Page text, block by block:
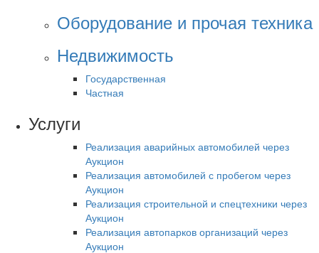
Оборудование и прочая техника
Недвижимость
Государственная
Частная
Услуги
Реализация аварийных автомобилей через
Аукцион
Реализация автомобилей с пробегом через
Аукцион
Реализация строительной и спецтехники через
Аукцион
Реализация автопарков организаций через
Аукцион